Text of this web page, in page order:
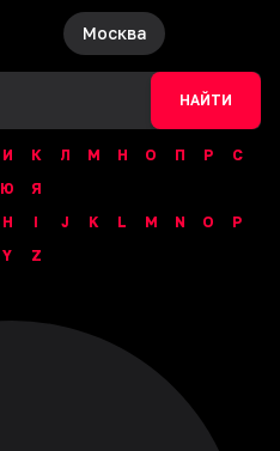
Москва
НАЙТИ
И К Л М Н О П Р
С
Ю
Я
H I J K L M N O
P
Y Z